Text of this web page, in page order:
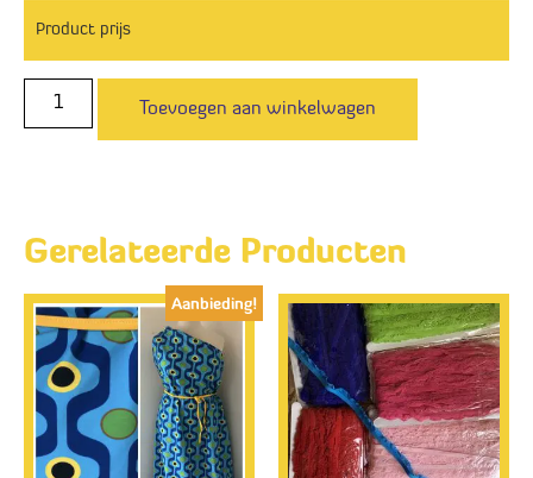
Product prijs
Toevoegen aan winkelwagen
Gerelateerde Producten
Aanbieding!